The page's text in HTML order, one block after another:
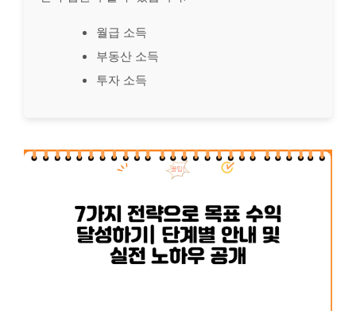
월급 소득
부동산 소득
투자 소득